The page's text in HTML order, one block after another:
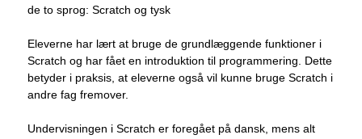
de to sprog: Scratch og tysk
Eleverne har lært at bruge de grundlæggende funktioner i
Scratch og har fået en introduktion til programmering. Dette
betyder i praksis, at eleverne også vil kunne bruge Scratch i
andre fag fremover.
Undervisningen i Scratch er foregået på dansk, mens alt